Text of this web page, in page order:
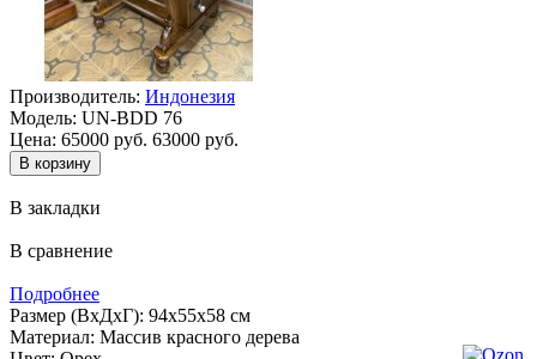
Производитель: Индонезия
Модель: UN-BDD 76
Цена: 65000 руб. 63000 руб.
В закладки
В сравнение
Подробнее
Размер (ВхДхГ): 94х55х58 см
Материал: Массив красного дерева